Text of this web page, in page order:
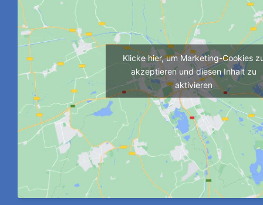
Klicke hier, um Marketing-Cookies
akzeptieren und diesen Inhalt zu
aktivieren